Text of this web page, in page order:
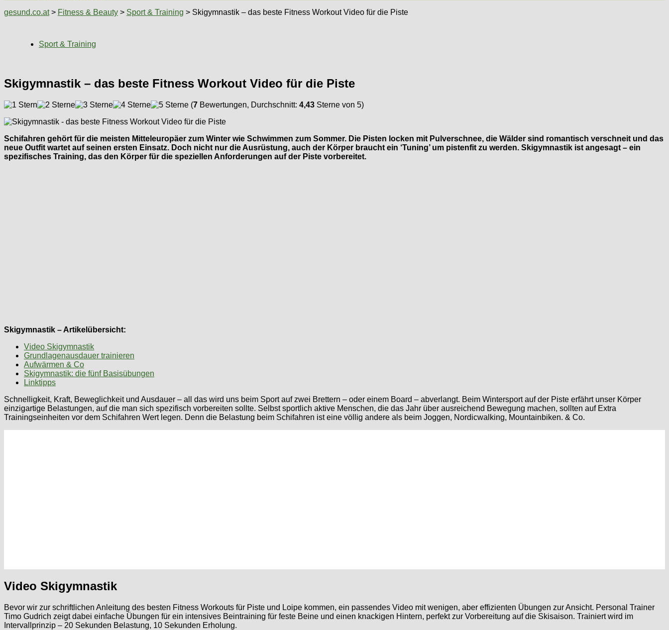
gesund.co.at> Fitness & Beauty > Sport & Training > Skigymnastik – das beste Fitness Workout Video für die Piste
Sport & Training
Skigymnastik – das beste Fitness Workout Video für die Piste
(7 Bewertungen, Durchschnitt: 4,43 Sterne von 5)
Schifahren gehört für die meisten Mitteleuropäer zum Winter wie Schwimmen zum Sommer. Die Pisten locken mit Pulverschnee, die Wälder sind romantisch verschneit und das
neue Outfit wartet auf seinen ersten Einsatz. Doch nicht nur die Ausrüstung, auch der Körper braucht ein ‘Tuning’ um pistenfit zu werden. Skigymnastik ist angesagt – ein
spezifisches Training, das den Körper für die speziellen Anforderungen auf der Piste vorbereitet.
Skigymnastik – Artikelübersicht:
Video Skigymnastik
Grundlagenausdauer trainieren
Aufwärmen & Co
Skigymnastik: die fünf Basisübungen
Linktipps
Schnelligkeit, Kraft, Beweglichkeit und Ausdauer – all das wird uns beim Sport auf zwei Brettern – oder einem Board – abverlangt. Beim Wintersport auf der Piste erfährt unser Körper
einzigartige Belastungen, auf die man sich spezifisch vorbereiten sollte. Selbst sportlich aktive Menschen, die das Jahr über ausreichend Bewegung machen, sollten auf Extra
Trainingseinheiten vor dem Schifahren Wert legen. Denn die Belastung beim Schifahren ist eine völlig andere als beim Joggen, Nordicwalking, Mountainbiken. & Co.
Video Skigymnastik
Bevor wir zur schriftlichen Anleitung des besten Fitness Workouts für Piste und Loipe kommen, ein passendes Video mit wenigen, aber effizienten Übungen zur Ansicht. Personal Trainer
Timo Gudrich zeigt dabei einfache Übungen für ein intensives Beintraining für feste Beine und einen knackigen Hintern, perfekt zur Vorbereitung auf die Skisaison. Trainiert wird im
Intervallprinzip – 20 Sekunden Belastung, 10 Sekunden Erholung.